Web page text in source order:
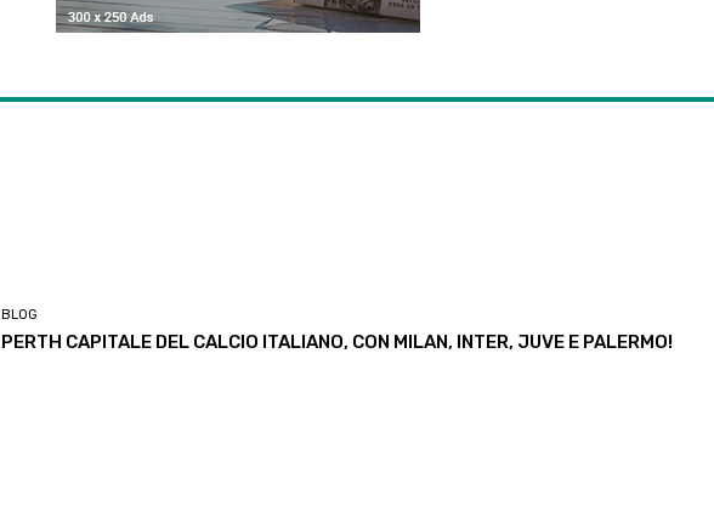
BLOG
PERTH CAPITALE DEL CALCIO ITALIANO, CON MILAN, INTER, JUVE E PALERMO!